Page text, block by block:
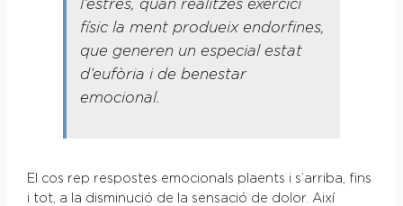
l’estrès, quan realitzes exercici
físic la ment produeix endorfines,
que generen un especial estat
d’eufòria i de benestar
emocional.
El cos rep respostes emocionals plaents i s’arriba, fins
i tot, a la disminució de la sensació de dolor. Així